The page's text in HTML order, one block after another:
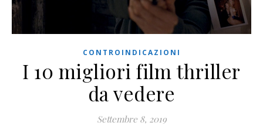
CONTROINDICAZIONI
I 10 migliori film thriller
da vedere
Settembre 8, 2019